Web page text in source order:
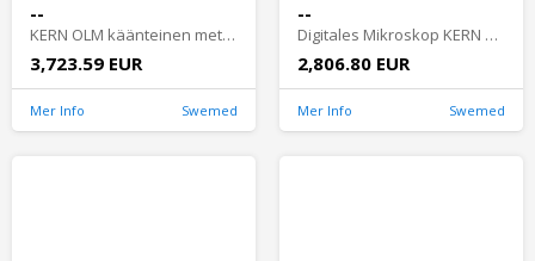
--
KERN OLM käänteinen metallurginen mikroskooppi - OLM 170
3,723.59 EUR
Mer Info Swemed
--
Digitales Mikroskop KERN OBN-S - OBN 132C832
2,806.80 EUR
Mer Info Swemed